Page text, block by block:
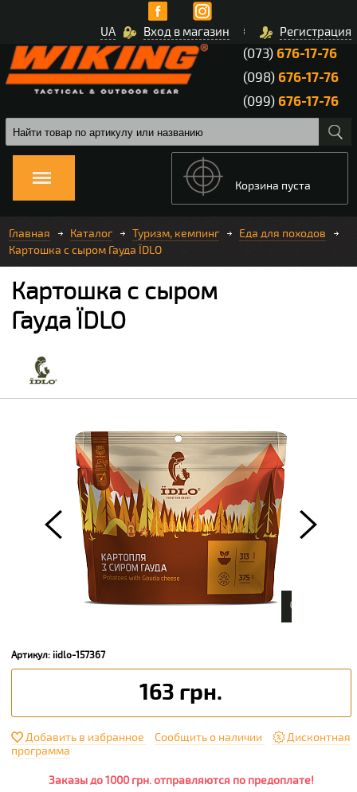
Вход в магазин Регистрация
UA
(073)676-17-76
(098)676-17-76
(099)676-17-76
Корзина пуста
Главная Каталог Туризм, кемпинг
Еда для походов
Картошка с сыром Гауда ЇDLO
Картошка с сыром
Гауда ЇDLO
Артикул: iidlo-157367
163 грн.
Добавить в избранное Сообщить о наличии
Дисконтная
программа
Заказы до 1000 грн. отправляются по предоплате!